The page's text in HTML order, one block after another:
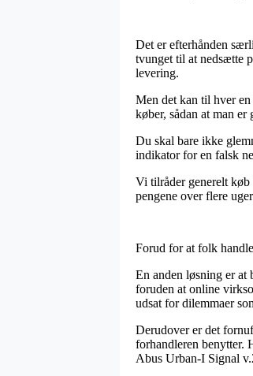
Det er efterhånden
tvunget til at nedsætte
levering.
Men det kan til hver
køber, sådan at man er
Du skal bare ikke
indikator for en falsk
Vi tilråder generelt
pengene over flere
Forud for at folk
En anden løsning er
foruden at online
udsat for dilemmaer
Derudover er det
forhandleren benytter.
Abus Urban-I Signal